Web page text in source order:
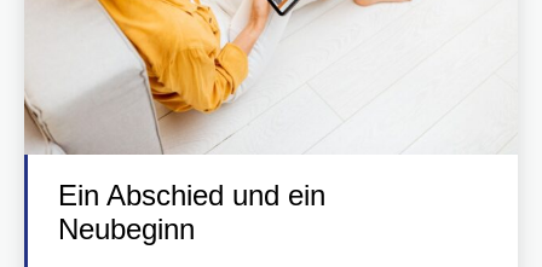
Ein Abschied und ein
Neubeginn